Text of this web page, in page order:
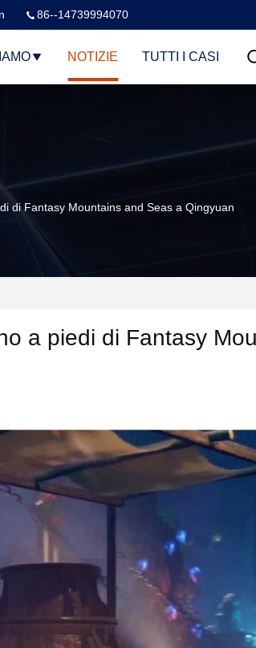
86--14739994070
NOTIZIE TUTTI I CASI
di Fantasy Mountains and Seas a Qingyuan
a piedi di Fantasy